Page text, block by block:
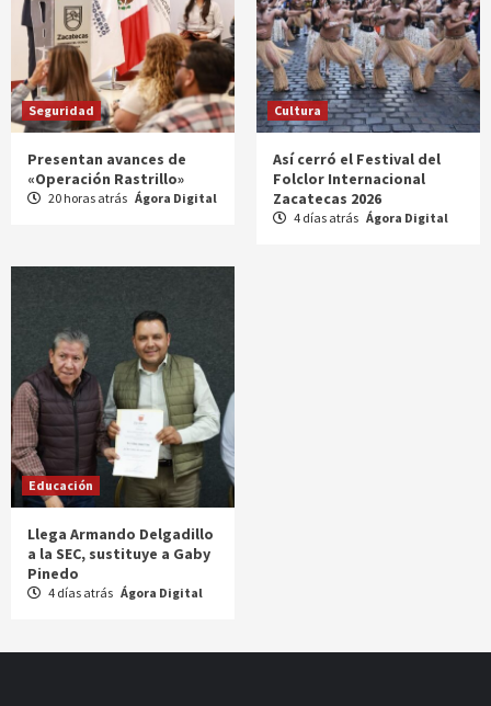
Seguridad
Presentan avances de
«Operación Rastrillo»
20 horas atrás Ágora Digital
Cultura
Así cerró el Festival del
Folclor Internacional
Zacatecas 2026
4 días atrás Ágora Digital
Educación
Llega Armando Delgadillo
a la SEC, sustituye a Gaby
Pinedo
4 días atrás Ágora Digital